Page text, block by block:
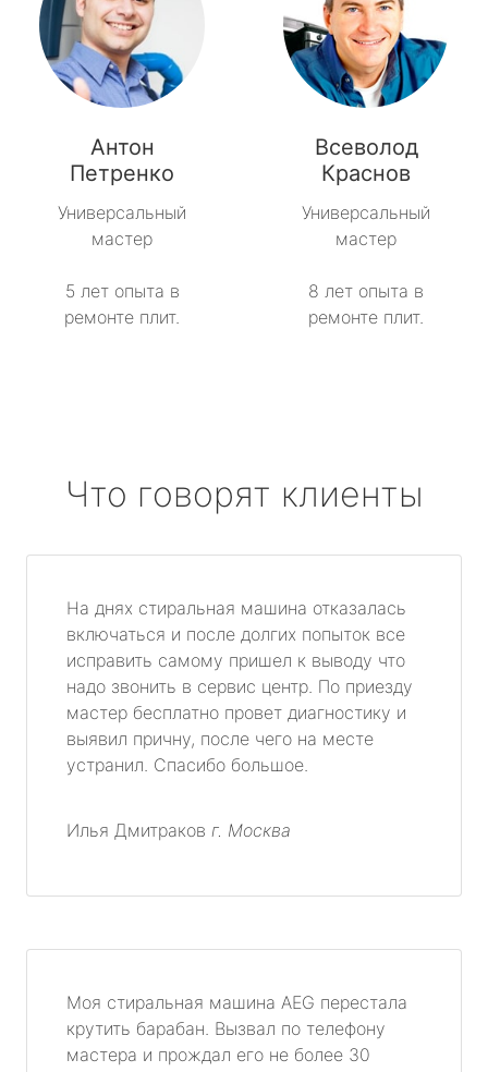
Антон
Петренко
Универсальный
мастер
5 лет опыта в
ремонте плит.
Всеволод
Краснов
Универсальный
мастер
8 лет опыта в
ремонте плит.
Что говорят клиенты
На днях стиральная машина отказалась
включаться и после долгих попыток все
исправить самому пришел к выводу что
надо звонить в сервис центр. По приезду
мастер бесплатно провет диагностику и
выявил причну, после чего на месте
устранил. Спасибо большое.
Илья Дмитраков г. Москва
Моя стиральная машина AEG перестала
крутить барабан. Вызвал по телефону
мастера и прождал его не более 30